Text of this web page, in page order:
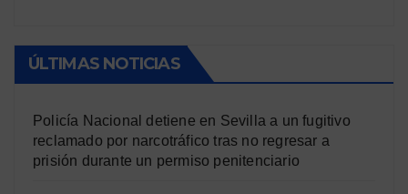
ÚLTIMAS NOTICIAS
Policía Nacional detiene en Sevilla a un fugitivo
reclamado por narcotráfico tras no regresar a
prisión durante un permiso penitenciario